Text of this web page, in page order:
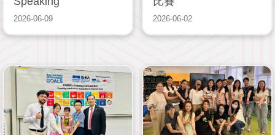
2026-06-09 2026-06-02